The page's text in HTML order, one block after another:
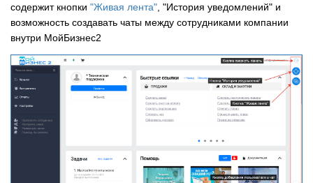
содержит кнопки "Живая лента" , "История уведомлений" и
возможность создавать чаты между сотрудниками компании
внутри МойБизнес2